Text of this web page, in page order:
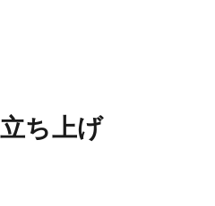
ち上げ